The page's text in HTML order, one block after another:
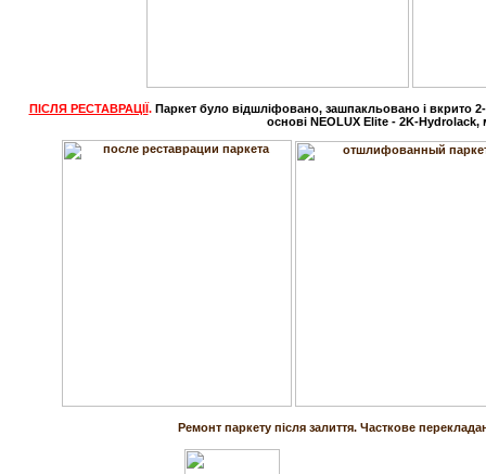
ПІСЛЯ РЕСТАВРАЦІЇ. Паркет було відшліфовано, зашпакльовано і вкрито
основі NEOLUX Elite - 2K-Hydrolack,
Ремонт паркету після залиття. Часткове